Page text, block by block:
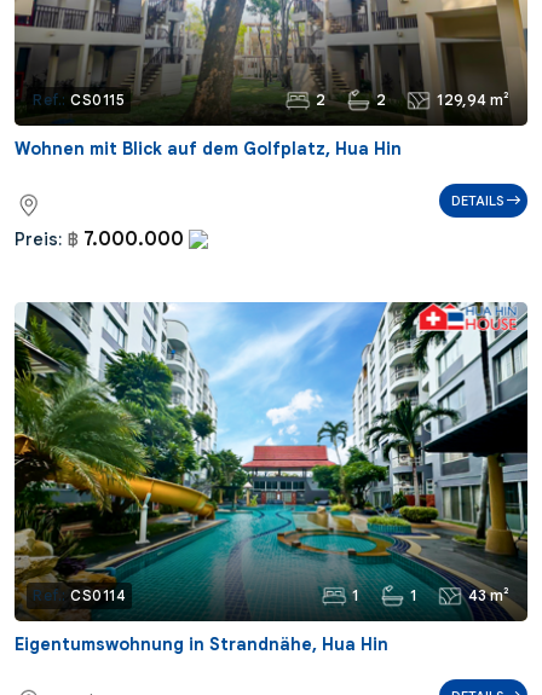
Ref.: CS0115 2 2 129,94 m²
Wohnen mit Blick auf dem Golfplatz, Hua Hin
Preis: ฿ 7.000.000
DETAILS
Ref.: CS0114 1 1 43 m²
Eigentumswohnung in Strandnähe, Hua Hin